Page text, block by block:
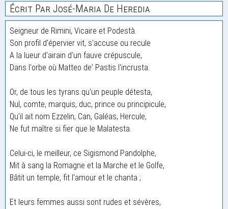
Écrit Par José-Maria De Heredia
Seigneur de Rimini, Vicaire et Podestà.
Son profil d'épervier vit, s'accuse ou recule
A la lueur d'airain d'un fauve crépuscule,
Dans l'orbe où Matteo de' Pastis l'incrusta.
Or, de tous les tyrans qu'un peuple détesta,
Nul, comte, marquis, duc, prince ou principicule,
Qu'il ait nom Ezzelin, Can, Galéas, Hercule,
Ne fut maître si fier que le Malatesta.
Celui-ci, le meilleur, ce Sigismond Pandolphe,
Mit à sang la Romagne et la Marche et le Golfe,
Bâtit un temple, fit l'amour et le chanta ;
Et leurs femmes aussi sont rudes et sévères,